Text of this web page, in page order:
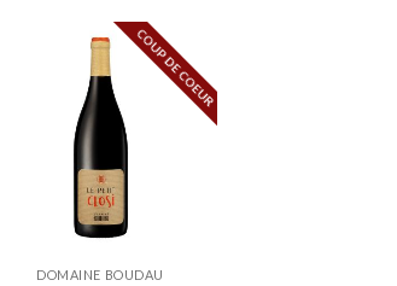
COUP DE COEUR
DOMAINE BOUDAU